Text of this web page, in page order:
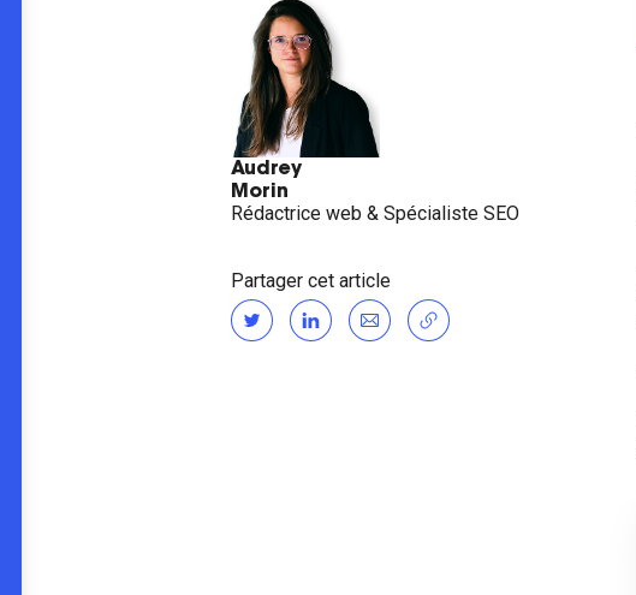
Audrey
Morin
Rédactrice web & Spécialiste SEO
Partager cet article